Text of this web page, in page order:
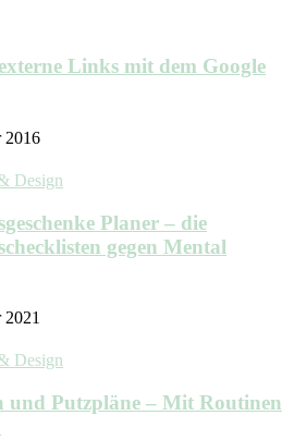
Links mit dem Google
2016
Design
Planer – die
gegen Mental
Design
und Putzpläne – Mit Routinen